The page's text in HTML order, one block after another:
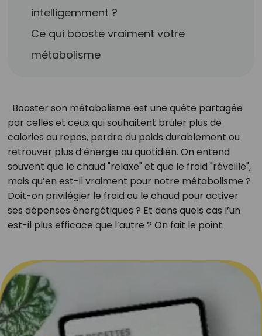
intelligemment ?
Ce qui booste vraiment votre
métabolisme
Booster son métabolisme est une quête partagée
par celles et ceux qui souhaitent brûler plus de
calories au repos, perdre du poids durablement ou
retrouver plus d’énergie au quotidien. On entend
souvent que le chaud "relaxe" et que le froid "réveille",
mais qu’en est-il vraiment pour notre métabolisme ?
Doit-on privilégier le froid ou le chaud pour activer
ses dépenses énergétiques ? Et dans quels cas l’un
est-il plus efficace que l’autre ? On fait le point.